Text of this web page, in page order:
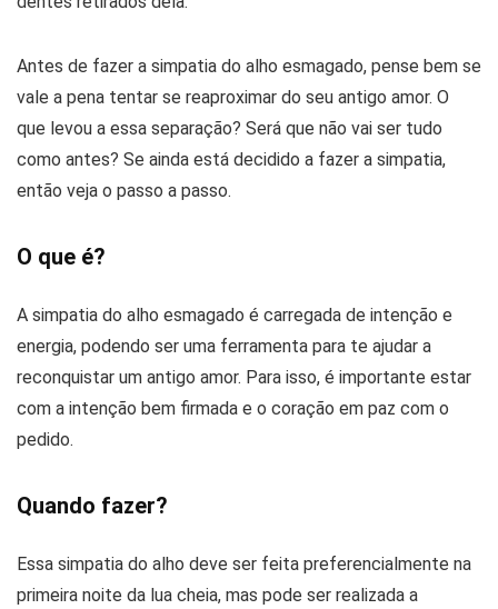
Antes de fazer a simpatia do alho esmagado, pense bem se
vale a pena tentar se reaproximar do seu antigo amor. O
que levou a essa separação? Será que não vai ser tudo
como antes? Se ainda está decidido a fazer a simpatia,
então veja o passo a passo.
O que é?
A simpatia do alho esmagado é carregada de intenção e
energia, podendo ser uma ferramenta para te ajudar a
reconquistar um antigo amor. Para isso, é importante estar
com a intenção bem firmada e o coração em paz com o
pedido.
Quando fazer?
Essa simpatia do alho deve ser feita preferencialmente na
primeira noite da lua cheia, mas pode ser realizada a